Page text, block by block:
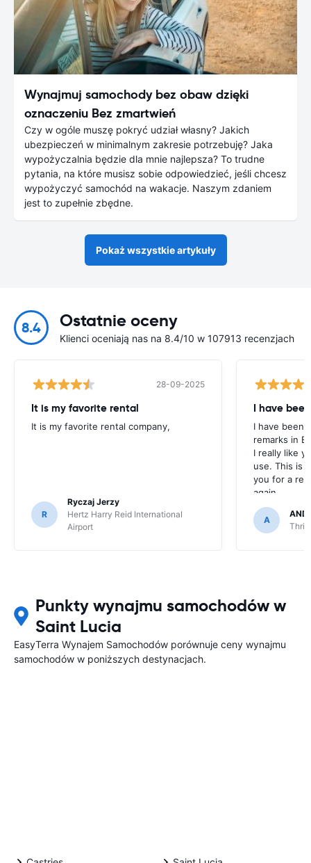
Wynajmuj samochody bez obaw dzięki
oznaczeniu Bez zmartwień
Czy w ogóle muszę pokryć udział własny? Jakich
ubezpieczeń w minimalnym zakresie potrzebuję? Jaka
wypożyczalnia będzie dla mnie najlepsza? To trudne
pytania, na które musisz sobie odpowiedzieć, jeśli chcesz
wypożyczyć samochód na wakacje. Naszym zdaniem
jest to zupełnie zbędne.
Pokaż wszystkie artykuły
8.4 Ostatnie oceny
Klienci oceniają nas na 8.4/10 w 107913 recenzjach
28-09-2025
It is my favorite rental
It is my favorite rental company,
R
Ryczaj Jerzy
Hertz Harry Reid International
Airport
I have
I have been
remarks in
I really like
use. This is
you for a
again.
A
Punkty wynajmu samochodów w
Saint Lucia
EasyTerra Wynajem Samochodów porównuje ceny wynajmu
samochodów w poniższych destynacjach.